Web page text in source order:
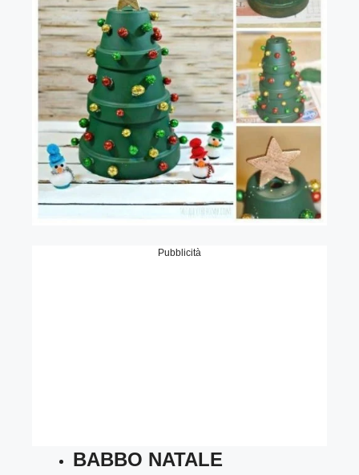
Pubblicità
BABBO NATALE